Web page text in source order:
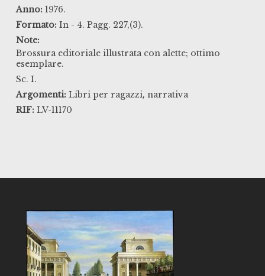
Anno: 1976.
Formato: In - 4. Pagg. 227,(3).
Note:
Brossura editoriale illustrata con alette; ottimo
esemplare.
Sc. I.
Argomenti: Libri per ragazzi, narrativa
RIF: LV-11170